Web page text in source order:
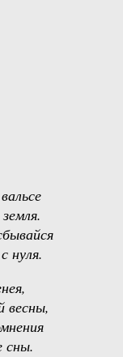
нуля.
весны,
сны.